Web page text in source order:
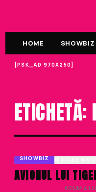
HOME SHOWBIZ
[PSK_AD 970X250]
ETICHETĂ:
SHOWBIZ
AVIONUL LUI
· ACUM 4